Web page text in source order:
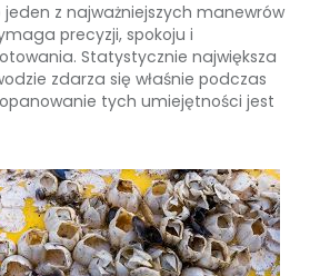
z najważniejszych manewrów
precyzji, spokoju i
Statystycznie największa
zdarza się właśnie podczas
tych umiejętności jest